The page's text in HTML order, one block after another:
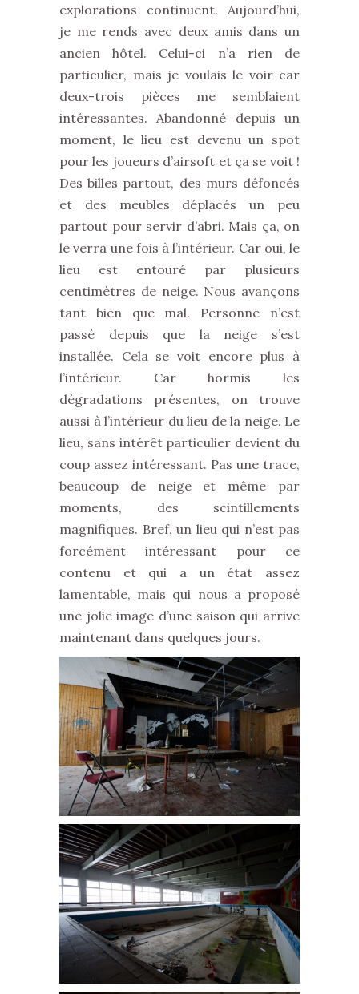
explorations continuent. Aujourd’hui,
je me rends avec deux amis dans un
ancien hôtel. Celui-ci n’a rien de
particulier, mais je voulais le voir car
deux-trois pièces me semblaient
intéressantes. Abandonné depuis un
moment, le lieu est devenu un spot
pour les joueurs d’airsoft et ça se voit !
Des billes partout, des murs défoncés
et des meubles déplacés un peu
partout pour servir d’abri. Mais ça, on
le verra une fois à l’intérieur. Car oui, le
lieu est entouré par plusieurs
centimètres de neige. Nous avançons
tant bien que mal. Personne n’est
passé depuis que la neige s’est
installée. Cela se voit encore plus à
l’intérieur. Car hormis les
dégradations présentes, on trouve
aussi à l’intérieur du lieu de la neige. Le
lieu, sans intérêt particulier devient du
coup assez intéressant. Pas une trace,
beaucoup de neige et même par
moments, des scintillements
magnifiques. Bref, un lieu qui n’est pas
forcément intéressant pour ce
contenu et qui a un état assez
lamentable, mais qui nous a proposé
une jolie image d’une saison qui arrive
maintenant dans quelques jours.